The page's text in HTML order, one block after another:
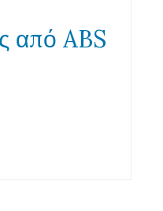
από ABS